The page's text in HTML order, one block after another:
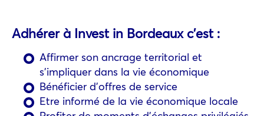
Adhérer à Invest in Bordeaux c’est :
Affirmer son ancrage territorial et
s’impliquer dans la vie économique
Bénéficier d’offres de service
Etre informé de la vie économique locale